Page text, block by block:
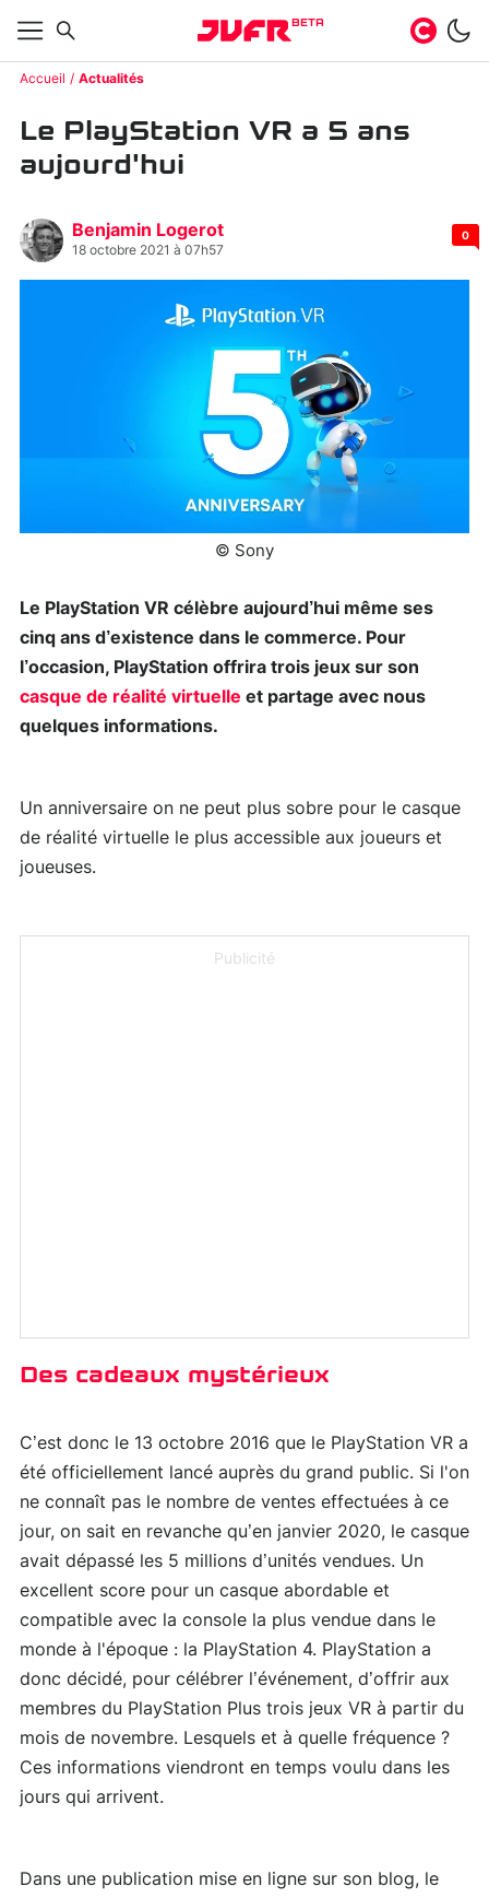
BETA
Accueil Actualités
Le PlayStation VR a 5 ans
aujourd'hui
Benjamin Logerot
18 octobre 2021 à 07h57
0
© Sony
Le PlayStation VR célèbre aujourd’hui même ses
cinq ans d’existence dans le commerce. Pour
l’occasion, PlayStation offrira trois jeux sur son
casque de réalité virtuelle et partage avec nous
quelques informations.
Un anniversaire on ne peut plus sobre pour le casque
de réalité virtuelle le plus accessible aux joueurs et
joueuses.
Publicité
Des cadeaux mystérieux
C’est donc le 13 octobre 2016 que le PlayStation VR a
été officiellement lancé auprès du grand public. Si l'on
ne connaît pas le nombre de ventes effectuées à ce
jour, on sait en revanche qu’en janvier 2020, le casque
avait dépassé les 5 millions d’unités vendues. Un
excellent score pour un casque abordable et
compatible avec la console la plus vendue dans le
monde à l'époque : la PlayStation 4. PlayStation a
donc décidé, pour célébrer l’événement, d’offrir aux
membres du PlayStation Plus trois jeux VR à partir du
mois de novembre. Lesquels et à quelle fréquence ?
Ces informations viendront en temps voulu dans les
jours qui arrivent.
Dans une publication mise en ligne sur son blog, le